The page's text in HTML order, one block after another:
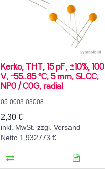
Kerko, THT, 15 pF, ±10%, 100
V, -55..85 °C, 5 mm, SLCC,
NP0 / C0G, radial
05-0003-03008
2,30 €
inkl. MwSt. zzgl. Versand
Netto 1,932773 €